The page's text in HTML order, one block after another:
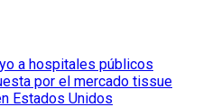
a hospitales públicos
por el mercado tissue
Estados Unidos